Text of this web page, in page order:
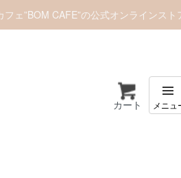
ェ”BOM CAFE”の公式オンラインスト
カート